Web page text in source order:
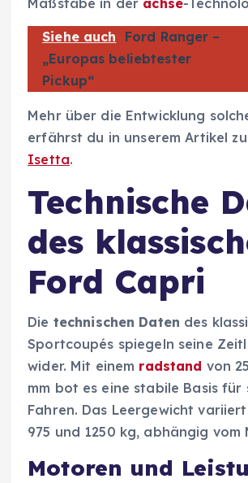
Siehe auch
Ford Ranger –
„Europas beliebtester
Pickup“
Mehr über die Entwicklung
erfährst du in unserem Artikel
Isetta.
Technische
des
Ford Capri
Die technischen Daten des
Sportcoupés spiegeln seine
wider. Mit einem radstand von
mm bot es eine stabile Basis für
Fahren. Das Leergewicht
975 und 1250 kg, abhängig vom
Motoren und